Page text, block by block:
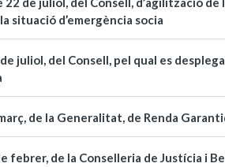
situació d’emergència socia
juliol, del Consell, pel qual es
de la Generalitat, de Renda
febrer, de la Conselleria de Justícia i